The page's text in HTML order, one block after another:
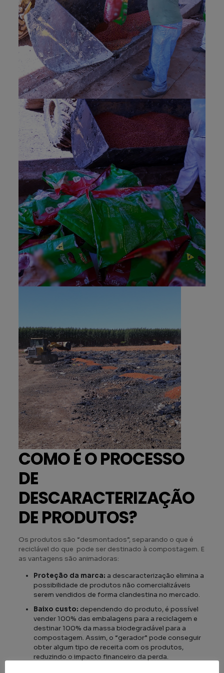
COMO É O PROCESSO
DE
DESCARACTERIZAÇÃO
DE PRODUTOS?
Os produtos são “desmontados”, separando o que é
reciclável do que pode ser destinado à compostagem. E
as vantagens são animadoras:
Proteção da marca: a descaracterização elimina a
possibilidade de produtos não comercializáveis
serem vendidos de forma clandestina no mercado.
Baixo custo: dependendo do produto, é possível
vender 100% das embalagens para a reciclagem e
destinar 100% da massa biodegradável para a
compostagem. Assim, o “gerador” pode conseguir
obter algum tipo de receita com os produtos,
reduzindo o impacto financeiro da perda.